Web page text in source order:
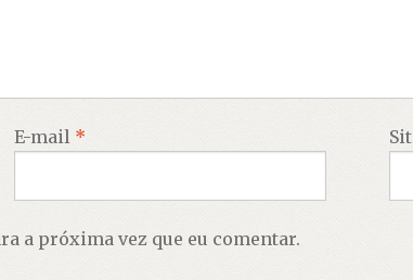
E-mail *
a próxima vez que eu comentar.